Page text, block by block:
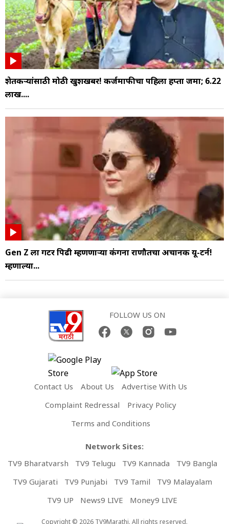
शेतकऱ्यांसाठी मोठी खुशखबर! कर्जमाफीचा पहिला हप्ता जमा; 6.22
लाख....
Gen Z ला गटर पिढी म्हणणाऱ्या कंगना राणौतचा अचानक यू-टर्न!
म्हणाल्या...
FOLLOW US ON
Contact Us About Us
Advertise With Us
Complaint Redressal
Privacy Policy
Terms and Conditions
Network Sites:
TV9 Bharatvarsh
TV9 Telugu TV9 Kannada
TV9 Bangla
TV9 Gujarati
TV9 Punjabi TV9 Tamil
TV9 Malayalam
TV9 UP
News9 LIVE Money9 LIVE
Copyright © 2026 TV9Marathi. All rights reserved.